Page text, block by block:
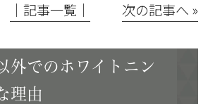
│記事一覧│ 次の記事へ »
外でのホワイトニン
理由